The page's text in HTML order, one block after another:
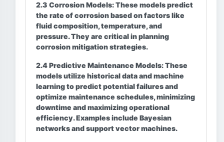
2.3 Corrosion Models:These models predict
the rate of corrosion based on factors like
fluid composition, temperature, and
pressure. They are critical in planning
corrosion mitigation strategies.
2.4 Predictive Maintenance Models:These
models utilize historical data and machine
learning to predict potential failures and
optimize maintenance schedules, minimizing
downtime and maximizing operational
efficiency. Examples include Bayesian
networks and support vector machines.